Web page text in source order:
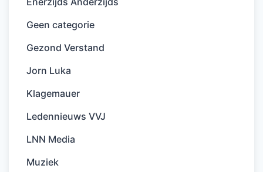
Geen categorie
Gezond Verstand
Jorn Luka
Klagemauer
Ledennieuws VVJ
LNN Media
Muziek